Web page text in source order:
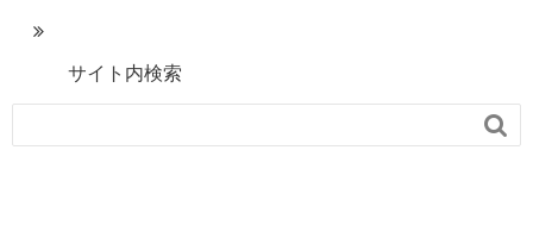
サイト内検索
